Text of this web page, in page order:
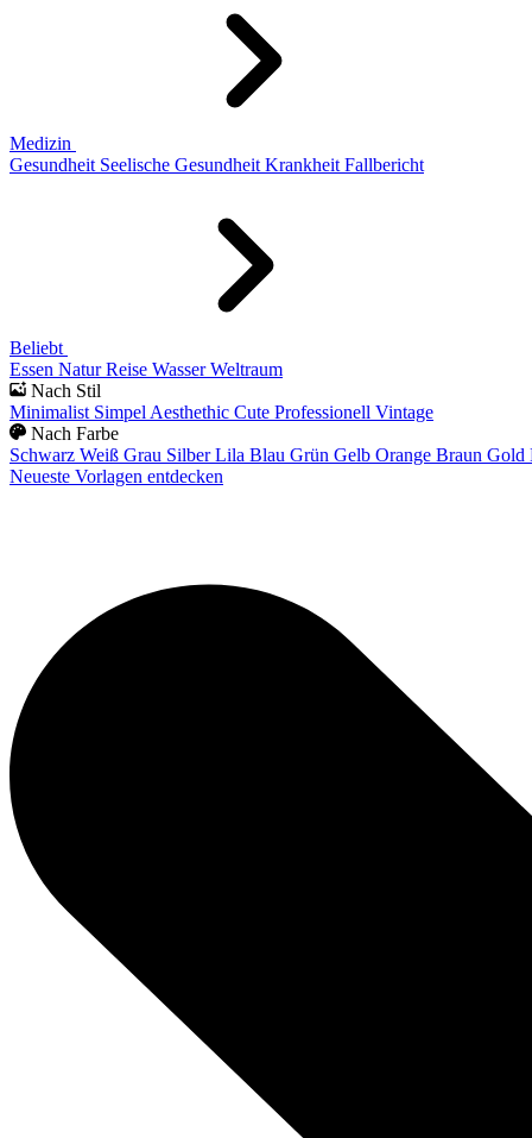
Medizin
Gesundheit Seelische Gesundheit Krankheit Fallbericht
Beliebt
Essen Natur Reise Wasser Weltraum
Nach Stil
Minimalist Simpel Aesthethic Cute Professionell Vintage
Nach Farbe
Schwarz Weiß Grau Silber Lila Blau Grün Gelb Orange Braun Gold
Neueste Vorlagen entdecken